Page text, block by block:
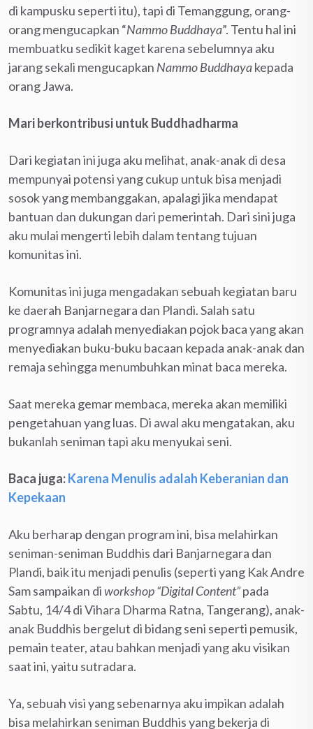
di kampusku seperti itu), tapi di Temanggung, orang-
orang mengucapkan “Nammo Buddhaya”. Tentu hal ini
membuatku sedikit kaget karena sebelumnya aku
jarang sekali mengucapkan Nammo Buddhayakepada
orang Jawa.
Mari berkontribusi untuk Buddhadharma
Dari kegiatan ini juga aku melihat, anak-anak di desa
mempunyai potensi yang cukup untuk bisa menjadi
sosok yang membanggakan, apalagi jika mendapat
bantuan dan dukungan dari pemerintah. Dari sini juga
aku mulai mengerti lebih dalam tentang tujuan
komunitas ini.
Komunitas ini juga mengadakan sebuah kegiatan baru
ke daerah Banjarnegara dan Plandi. Salah satu
programnya adalah menyediakan pojok baca yang akan
menyediakan buku-buku bacaan kepada anak-anak dan
remaja sehingga menumbuhkan minat baca mereka.
Saat mereka gemar membaca, mereka akan memiliki
pengetahuan yang luas. Di awal aku mengatakan, aku
bukanlah seniman tapi aku menyukai seni.
Baca juga:Karena Menulis adalah Keberanian dan
Kepekaan
Aku berharap dengan program ini, bisa melahirkan
seniman-seniman Buddhis dari Banjarnegara dan
Plandi, baik itu menjadi penulis (seperti yang Kak Andre
Sam sampaikan diworkshop“Digital Content”pada
Sabtu, 14/4 di Vihara Dharma Ratna, Tangerang), anak-
anak Buddhis bergelut di bidang seni seperti pemusik,
pemain teater, atau bahkan menjadi yang aku visikan
saat ini, yaitu sutradara.
Ya, sebuah visi yang sebenarnya aku impikan adalah
bisa melahirkan seniman Buddhis yang bekerja di